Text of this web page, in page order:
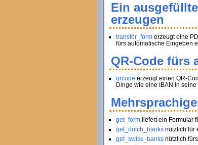
Ein
erzeugen
transfer_formerzeugt eine
fürs automatische Eingeben
QR-Code fürs
qrcode erzeugt einen QR-
Dinge wie eine IBAN in
get_formliefert ein Formular
get_dutch_banksnützlich für
get_swiss_banksnützlich